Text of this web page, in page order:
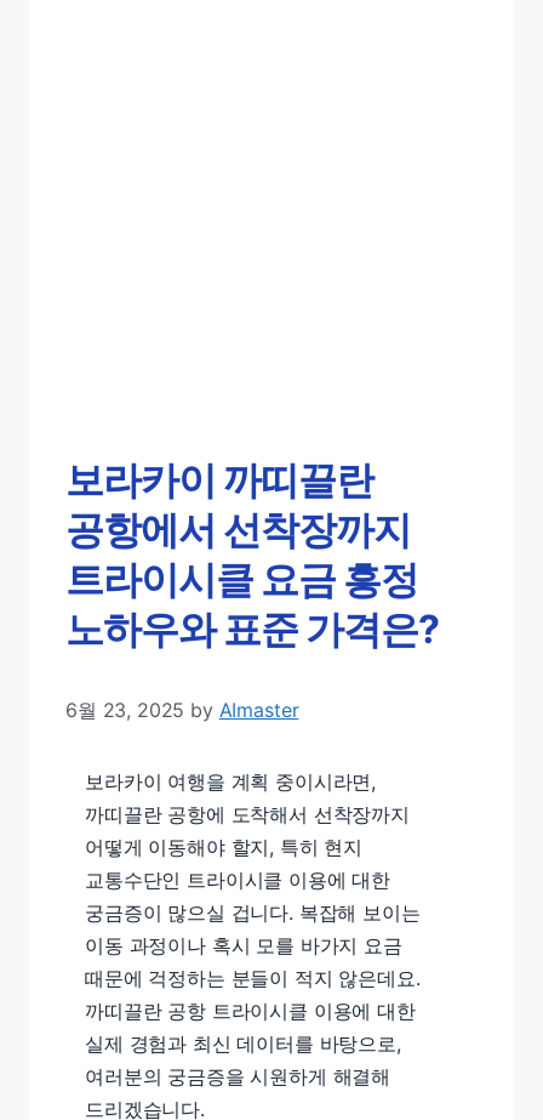
보라카이 까띠끌란
공항에서 선착장까지
트라이시클 요금 흥정
노하우와 표준 가격은?
6월 23, 2025 by AImaster
보라카이 여행을 계획 중이시라면,
까띠끌란 공항에 도착해서 선착장까지
어떻게 이동해야 할지, 특히 현지
교통수단인 트라이시클 이용에 대한
궁금증이 많으실 겁니다. 복잡해 보이는
이동 과정이나 혹시 모를 바가지 요금
때문에 걱정하는 분들이 적지 않은데요.
까띠끌란 공항 트라이시클 이용에 대한
실제 경험과 최신 데이터를 바탕으로,
여러분의 궁금증을 시원하게 해결해
드리겠습니다.